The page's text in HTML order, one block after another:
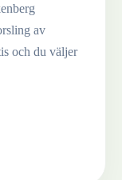
av
och du väljer